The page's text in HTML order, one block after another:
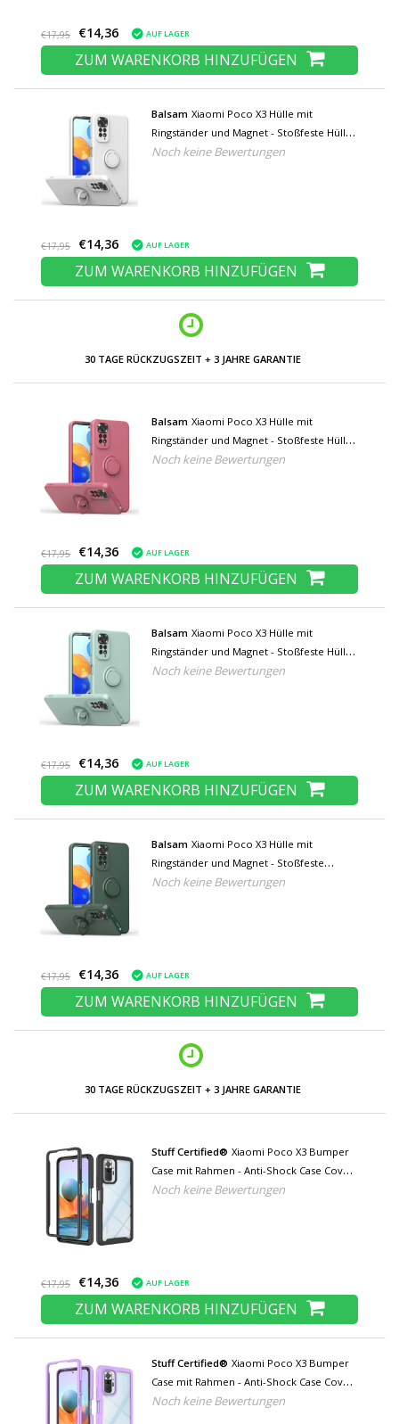
€17,95 €14,36 AUF LAGER
ZUM WARENKORB HINZUFÜGEN
Balsam Xiaomi Poco X3 Hülle mit
Ringständer und Magnet - Stoßfeste Hülle
Weiß
Noch keine Bewertungen
€17,95 €14,36 AUF LAGER
ZUM WARENKORB HINZUFÜGEN
NIEDRIGE PREISE UND GROSSE AUSWAHL
Balsam Xiaomi Poco X3 Hülle mit
Ringständer und Magnet - Stoßfeste Hülle
Hellrot
Noch keine Bewertungen
€17,95 €14,36 AUF LAGER
ZUM WARENKORB HINZUFÜGEN
Balsam Xiaomi Poco X3 Hülle mit
Ringständer und Magnet - Stoßfeste Hülle
Hellgrün
Noch keine Bewertungen
€17,95 €14,36 AUF LAGER
ZUM WARENKORB HINZUFÜGEN
Balsam Xiaomi Poco X3 Hülle mit
Ringständer und Magnet - Stoßfeste
Schutzhülle Dunkelgrün
Noch keine Bewertungen
€17,95 €14,36 AUF LAGER
ZUM WARENKORB HINZUFÜGEN
NIEDRIGE PREISE UND GROSSE AUSWAHL
Stuff Certified® Xiaomi Poco X3 Bumper
Case mit Rahmen - Anti-Shock Case Cover
Schwarz
Noch keine Bewertungen
€17,95 €14,36 AUF LAGER
ZUM WARENKORB HINZUFÜGEN
Stuff Certified® Xiaomi Poco X3 Bumper
Case mit Rahmen - Anti-Shock Case Cover
Lila
Noch keine Bewertungen